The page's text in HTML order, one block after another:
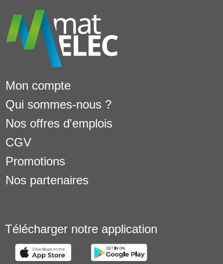
Mon compte
Qui sommes-nous ?
Nos offres d'emplois
CGV
Promotions
Nos partenaires
Télécharger notre application